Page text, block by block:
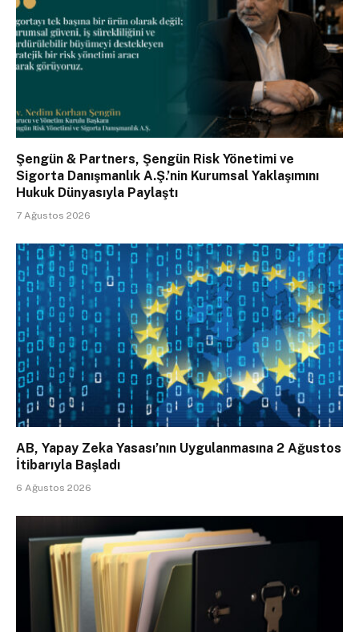
Şengün & Partners, Şengün Risk Yönetimi ve
Sigorta Danışmanlık A.Ş.’nin Kurumsal Yaklaşımını
Hukuk Dünyasıyla Paylaştı
7 Ağustos 2026
AB, Yapay Zeka Yasası’nın Uygulanmasına 2 Ağustos
İtibarıyla Başladı
6 Ağustos 2026